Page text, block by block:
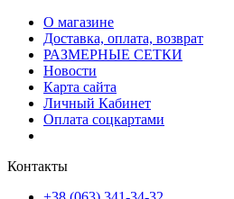
О магазине
Доставка, оплата, возврат
РАЗМЕРНЫЕ СЕТКИ
Новости
Карта сайта
Личный Кабинет
Оплата соцкартами
Контакты